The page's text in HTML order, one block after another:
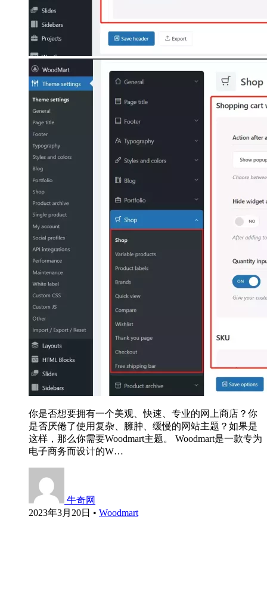
你是否想要拥有一个美观、快速、专业的网上商店？你
是否厌倦了使用复杂、臃肿、缓慢的网站主题？如果是
这样，那么你需要Woodmart主题。 Woodmart是一款专为
电子商务而设计的W…
牛奇网
2023年3月20日 • Woodmart